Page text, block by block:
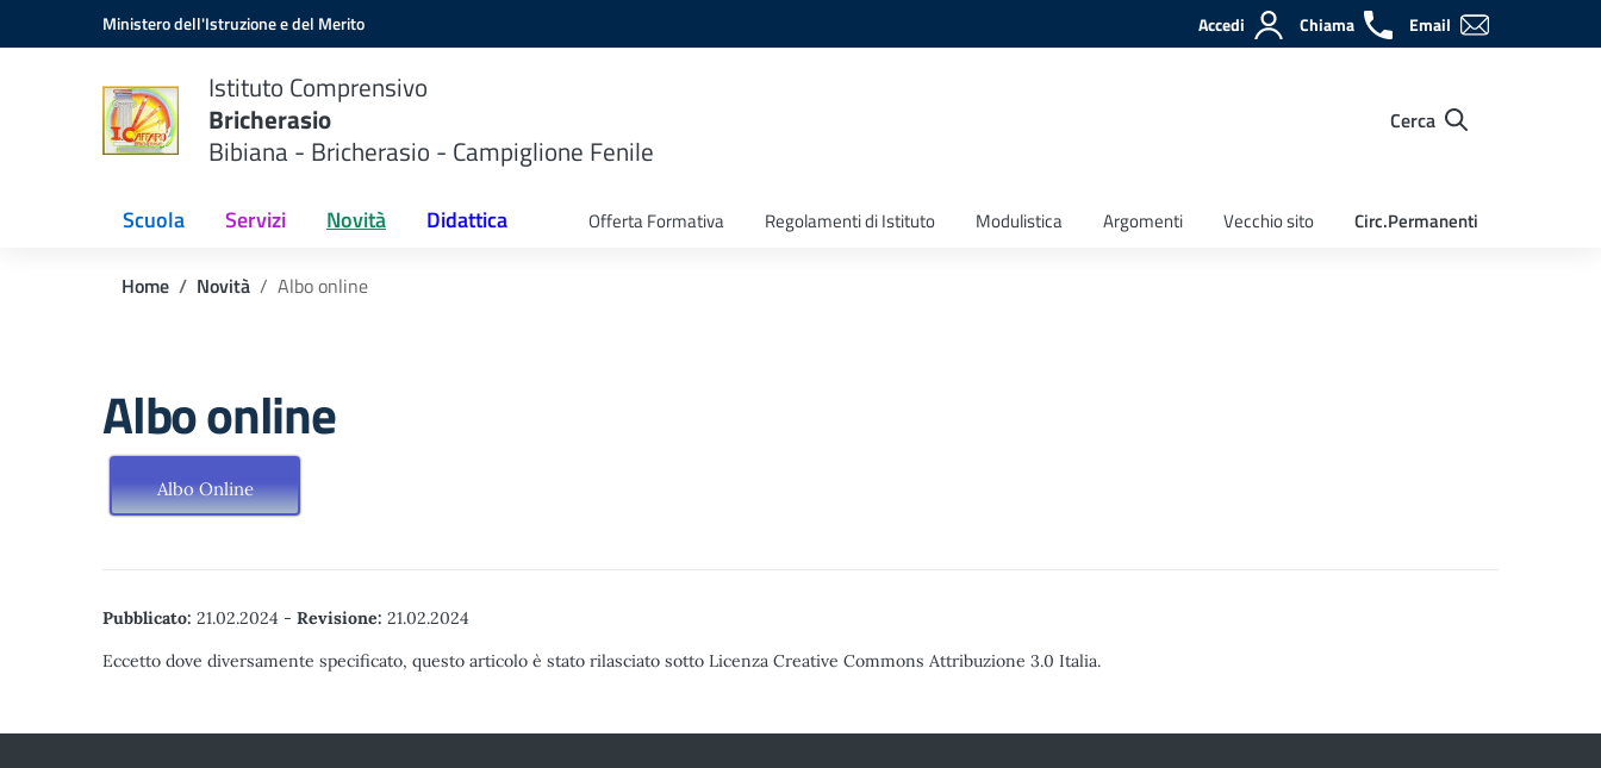
Vai ai contenuti
Vai al menu di navigazioneMinistero dell'Istruzione e del Merito Accedi Chiama Email
Istituto Comprensivo
Bricherasio
Bibiana - Bricherasio - Campiglione Fenile
Cerca
Scuola Servizi Novità Didattica Offerta Formativa Regolamenti di Istituto Modulistica Argomenti Vecchio sito Circ.Permanenti
Home Novità Albo online
Albo online
Albo Online
Pubblicato: 21.02.2024 - Revisione: 21.02.2024
Eccetto dove diversamente specificato, questo articolo è stato rilasciato sotto Licenza Creative Commons Attribuzione 3.0 Italia.